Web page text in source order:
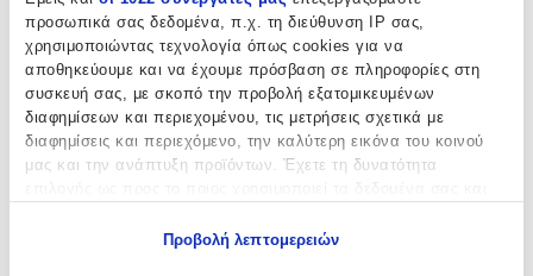
προσωπικά σας δεδομένα, π.χ. τη διεύθυνση IP σας,
χρησιμοποιώντας τεχνολογία όπως cookies για να
αποθηκεύουμε και να έχουμε πρόσβαση σε πληροφορίες στη
συσκευή σας, με σκοπό την προβολή εξατομικευμένων
διαφημίσεων και περιεχομένου, τις μετρήσεις σχετικά με
διαφημίσεις και περιεχόμενο, την καλύτερη εικόνα του κοινού
μας και την ανάπτυξη προϊόντων. Έχετε τη δυνατότητα
Προβολή λεπτομερειών
Μπρελόκ
με Led:
Όχι
Χειροποίητο: